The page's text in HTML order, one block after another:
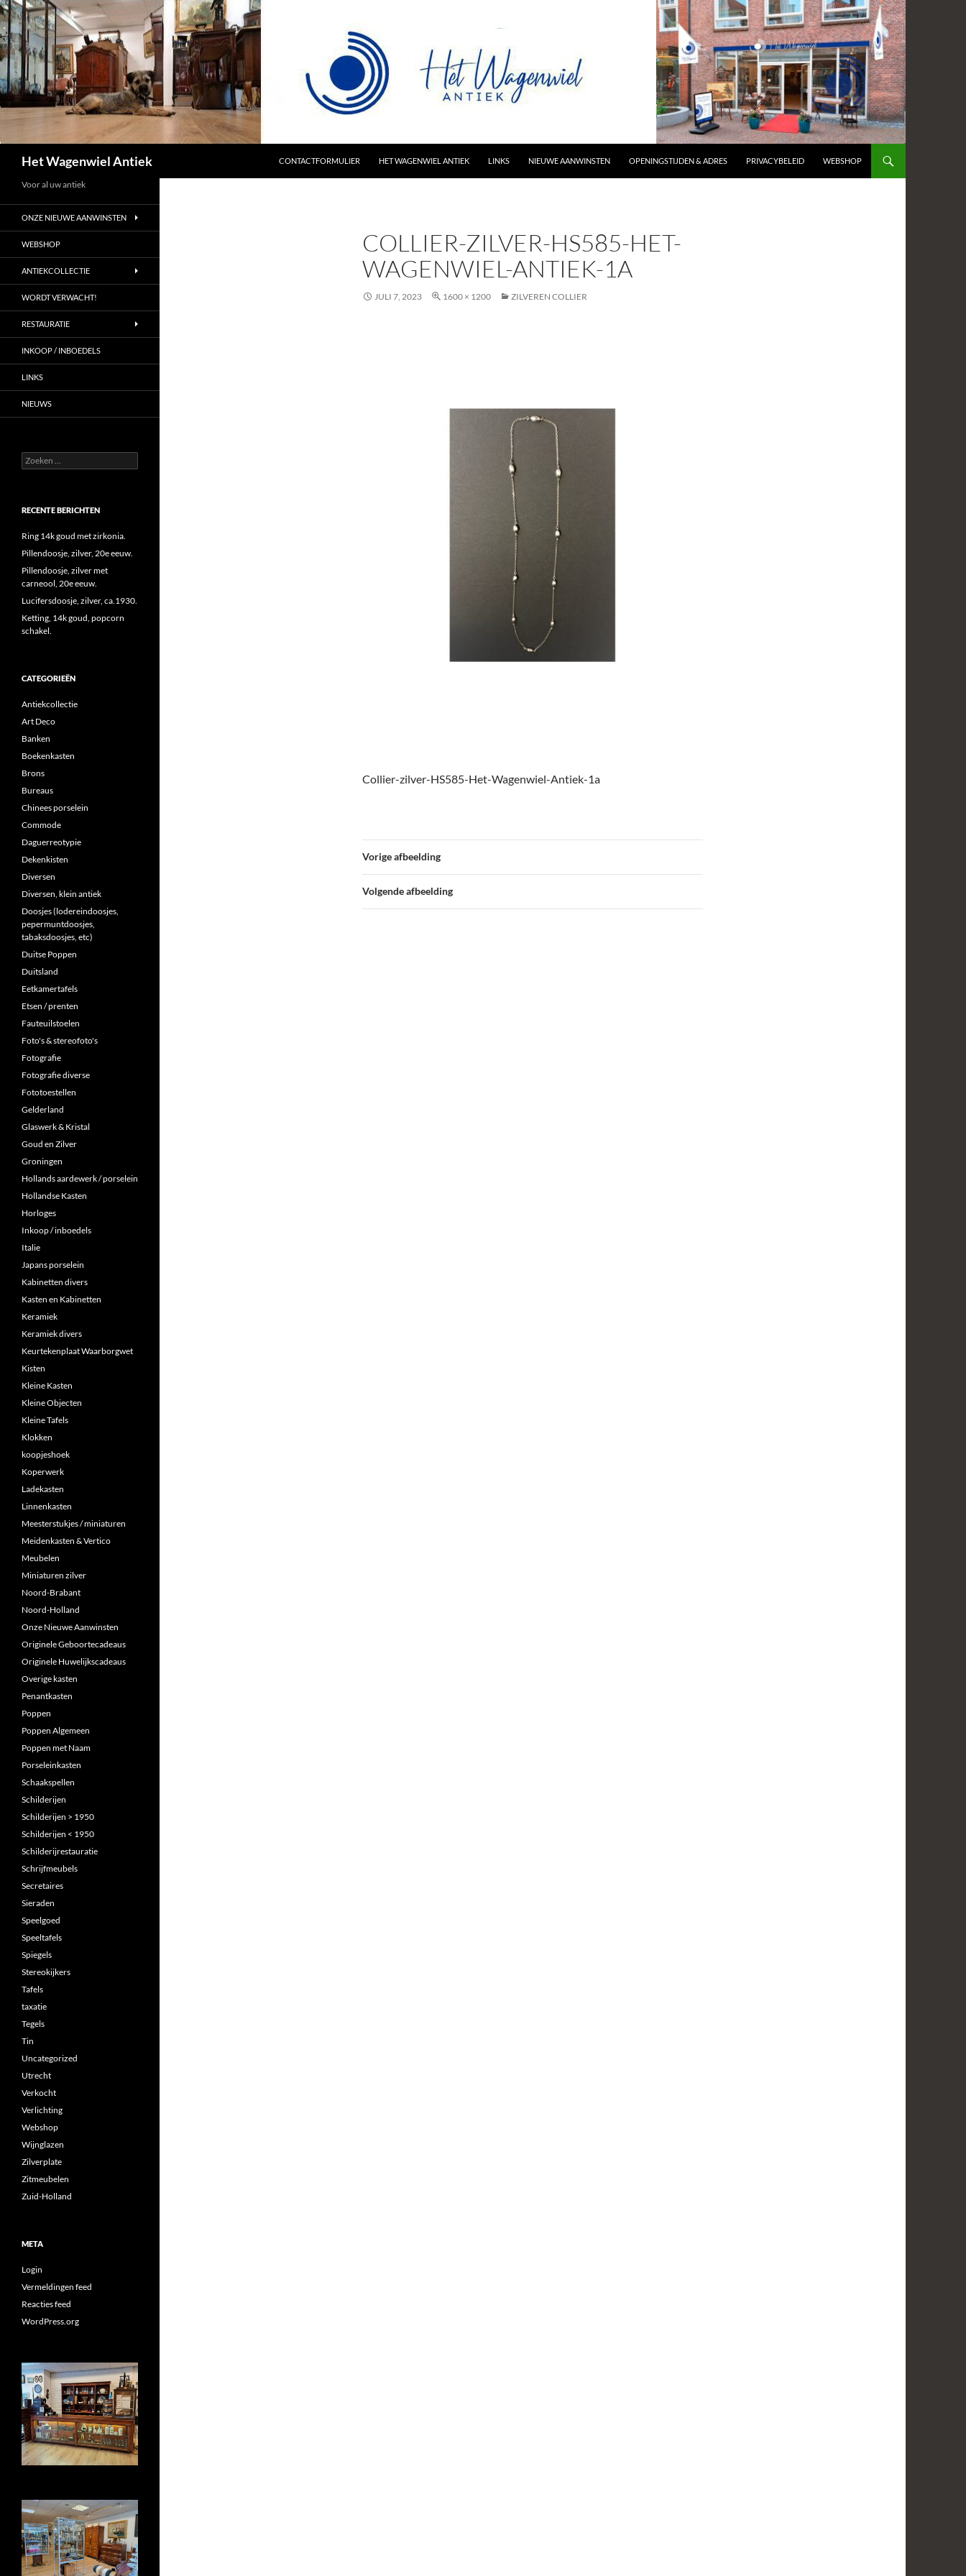
Het Wagenwiel Antiek
CONTACTFORMULIER
HET WAGENWIEL ANTIEK LINKS NIEUWE AANWINSTEN OPENINGSTIJDEN & ADRES PRIVACYBELEID WEBSHOP
COLLIER-ZILVER-HS585-HET-
WAGENWIEL-ANTIEK-1A
JULI 7, 2023 1600 × 1200 ZILVEREN COLLIER
Collier-zilver-HS585-Het-Wagenwiel-Antiek-1a
Vorige afbeelding
Volgende afbeelding
Voor al uw antiek
ONZE NIEUWE AANWINSTEN
WEBSHOP
ANTIEKCOLLECTIE
WORDT VERWACHT!
RESTAURATIE
INKOOP / INBOEDELS
LINKS
NIEUWS
Zoeken
naar:
RECENTE BERICHTEN
Ring 14k goud met zirkonia.
Pillendoosje, zilver, 20e eeuw.
Pillendoosje, zilver met
carneool, 20e eeuw.
Lucifersdoosje, zilver, ca.1930.
Ketting, 14k goud, popcorn
schakel.
CATEGORIEËN
Antiekcollectie
Art Deco
Banken
Boekenkasten
Brons
Bureaus
Chinees porselein
Commode
Daguerreotypie
Dekenkisten
Diversen
Diversen, klein antiek
Doosjes (lodereindoosjes,
pepermuntdoosjes,
tabaksdoosjes, etc)
Duitse Poppen
Duitsland
Eetkamertafels
Etsen / prenten
Fauteuilstoelen
Foto's & stereofoto's
Fotografie
Fotografie diverse
Fototoestellen
Gelderland
Glaswerk & Kristal
Goud en Zilver
Groningen
Hollands aardewerk / porselein
Hollandse Kasten
Horloges
Inkoop / inboedels
Italie
Japans porselein
Kabinetten divers
Kasten en Kabinetten
Keramiek
Keramiek divers
Keurtekenplaat Waarborgwet
Kisten
Kleine Kasten
Kleine Objecten
Kleine Tafels
Klokken
koopjeshoek
Koperwerk
Ladekasten
Linnenkasten
Meesterstukjes / miniaturen
Meidenkasten & Vertico
Meubelen
Miniaturen zilver
Noord-Brabant
Noord-Holland
Onze Nieuwe Aanwinsten
Originele Geboortecadeaus
Originele Huwelijkscadeaus
Overige kasten
Penantkasten
Poppen
Poppen Algemeen
Poppen met Naam
Porseleinkasten
Schaakspellen
Schilderijen
Schilderijen > 1950
Schilderijen < 1950
Schilderijrestauratie
Schrijfmeubels
Secretaires
Sieraden
Speelgoed
Speeltafels
Spiegels
Stereokijkers
Tafels
taxatie
Tegels
Tin
Uncategorized
Utrecht
Verkocht
Verlichting
Webshop
Wijnglazen
Zilverplate
Zitmeubelen
Zuid-Holland
META
Login
Vermeldingen feed
Reacties feed
WordPress.org